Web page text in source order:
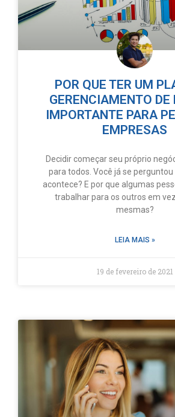
POR QUE TER UM
GERENCIAMENTO DE
IMPORTANTE PARA
EMPRESAS
Decidir começar seu próprio
para todos. Você já se perguntou
acontece? E por que algumas
trabalhar para os outros em
mesmas?
LEIA MAIS »
19 de fevereiro de 2021